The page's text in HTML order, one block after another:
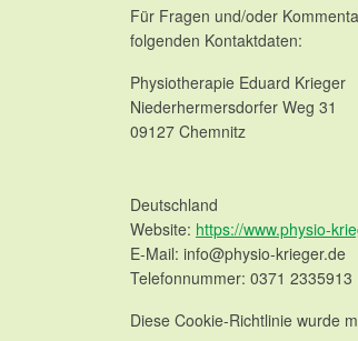
Für Fragen und/oder
folgenden Kontaktdaten:
Physiotherapie Eduard Krieger
Niederhermersdorfer Weg 31
09127 Chemnitz
Deutschland
Website: https://www.physio-
E-Mail: info@physio-krieger.de
Telefonnummer: 0371 2335913
Diese Cookie-Richtlinie wurde